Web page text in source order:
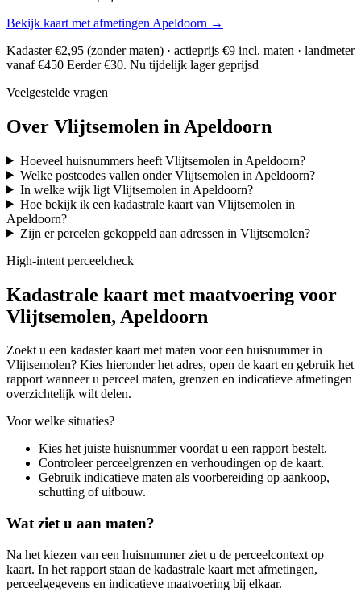
Bekijk kaart met afmetingen Apeldoorn →
Kadaster €2,95 (zonder maten) · actieprijs €9 incl. maten · landmeter
vanaf €450 Eerder €30. Nu tijdelijk lager geprijsd
Veelgestelde vragen
Over Vlijtsemolen in Apeldoorn
Hoeveel huisnummers heeft Vlijtsemolen in Apeldoorn?
Welke postcodes vallen onder Vlijtsemolen in Apeldoorn?
In welke wijk ligt Vlijtsemolen in Apeldoorn?
Hoe bekijk ik een kadastrale kaart van Vlijtsemolen in
Apeldoorn?
Zijn er percelen gekoppeld aan adressen in Vlijtsemolen?
High-intent perceelcheck
Kadastrale kaart met maatvoering voor
Vlijtsemolen, Apeldoorn
Zoekt u een kadaster kaart met maten voor een huisnummer in
Vlijtsemolen? Kies hieronder het adres, open de kaart en gebruik het
rapport wanneer u perceel maten, grenzen en indicatieve afmetingen
overzichtelijk wilt delen.
Voor welke situaties?
Kies het juiste huisnummer voordat u een rapport bestelt.
Controleer perceelgrenzen en verhoudingen op de kaart.
Gebruik indicatieve maten als voorbereiding op aankoop,
schutting of uitbouw.
Wat ziet u aan maten?
Na het kiezen van een huisnummer ziet u de perceelcontext op
kaart. In het rapport staan de kadastrale kaart met afmetingen,
perceelgegevens en indicatieve maatvoering bij elkaar.